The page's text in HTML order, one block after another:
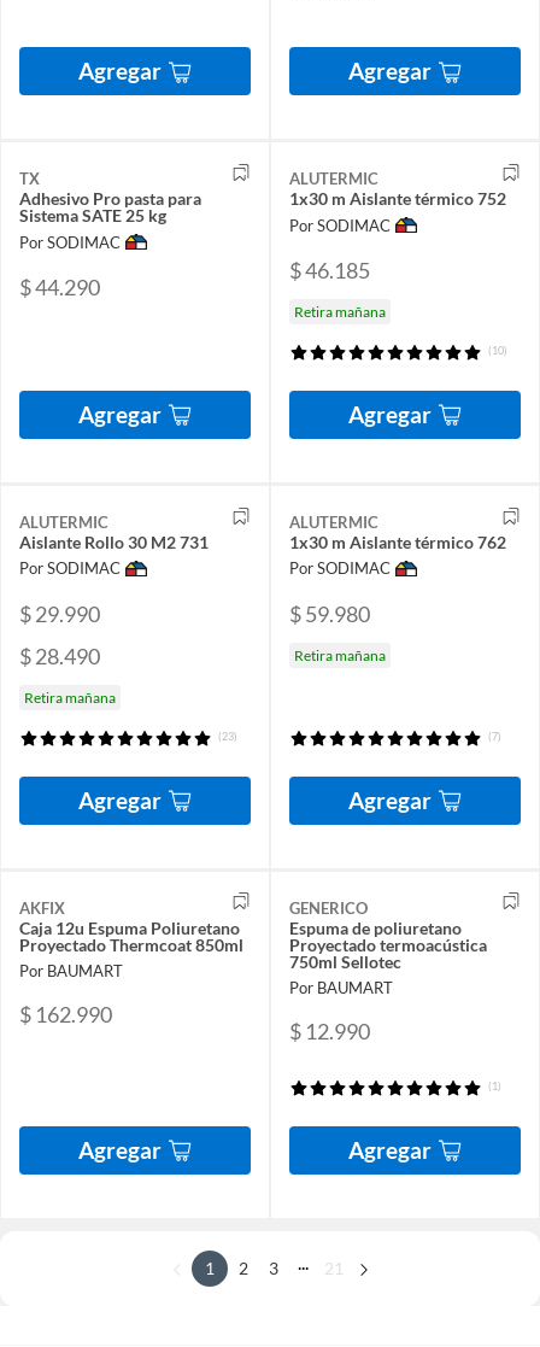
Agregar Agregar
TX
Adhesivo Pro pasta para
Sistema SATE 25 kg
Por SODIMAC
$ 44.290
Agregar
ALUTERMIC
1x30 m Aislante térmico 752
Por SODIMAC
$ 46.185
Retira mañana
(10)
Agregar
ALUTERMIC
Aislante Rollo 30 M2 731
Por SODIMAC
$ 29.990
$ 28.490
Retira mañana
(23)
Agregar
ALUTERMIC
1x30 m Aislante térmico 762
Por SODIMAC
$ 59.980
Retira mañana
(7)
Agregar
AKFIX
Caja 12u Espuma Poliuretano
Proyectado Thermcoat 850ml
Por BAUMART
$ 162.990
Agregar
GENERICO
Espuma de poliuretano
Proyectado termoacústica
750ml Sellotec
Por BAUMART
$ 12.990
(1)
Agregar
1 2 3 ... 21